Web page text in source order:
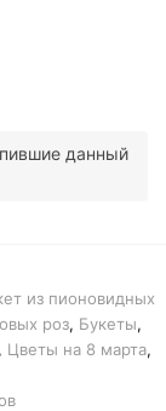
данный
из пионовидных
роз, Букеты,
, Цветы на 8 марта,